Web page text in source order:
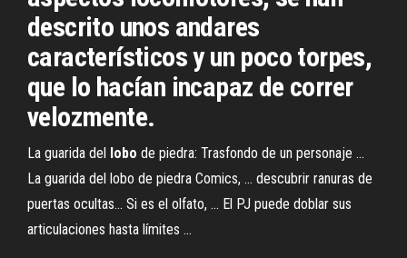
descrito unos andares
característicos y un poco torpes,
que lo hacían incapaz de correr
velozmente.
La guarida del lobo de piedra: Trasfondo de un personaje ...
La guarida del lobo de piedra Comics, ... descubrir ranuras de
puertas ocultas... Si es el olfato, ... El PJ puede doblar sus
articulaciones hasta límites ...